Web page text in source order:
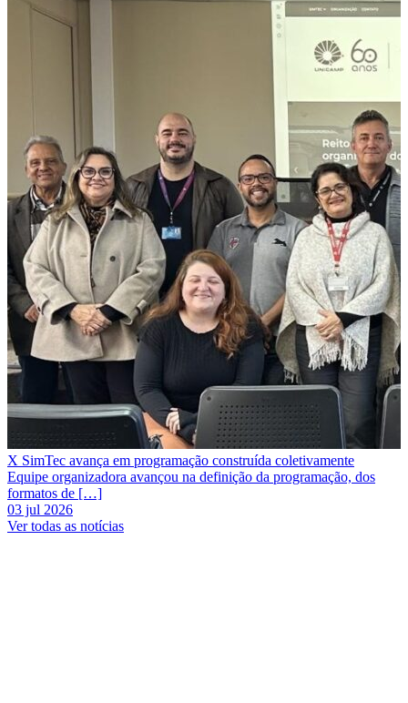
X SimTec avança em programação construída coletivamente
Equipe organizadora avançou na definição da programação, dos
formatos de […]
03 jul 2026
Ver todas as notícias